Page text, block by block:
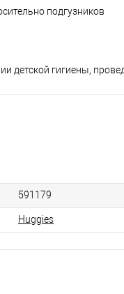
подгузников
детской гигиены,
591179
Huggies